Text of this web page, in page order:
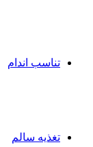
تناسب اندام
تغذیه سالم